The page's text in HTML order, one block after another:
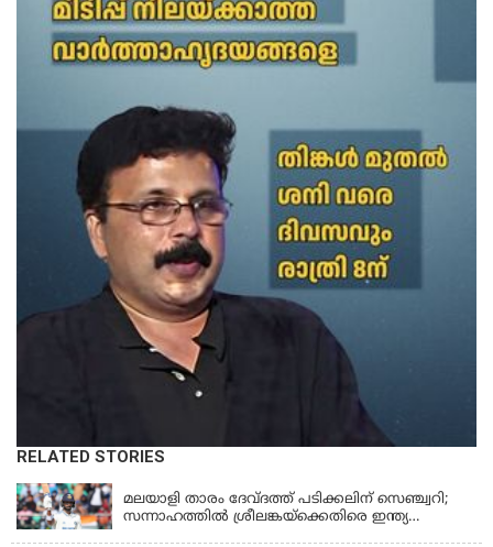
RELATED STORIES
KERALA
മലയാളി താരം ദേവ്ദത്ത് പടിക്കലിന് സെഞ്ച്വറി;
സന്നാഹത്തില്‍ ശ്രീലങ്കയ്‌ക്കെതിരെ ഇന്ത്യ